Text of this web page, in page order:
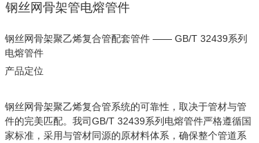
钢丝网骨架管电熔管件
钢丝网骨架聚乙烯复合管配套管件 —— GB/T 32439系列
电熔管件
产品定位
钢丝网骨架聚乙烯复合管系统的可靠性，取决于管材与管
件的完美匹配。我司GB/T 32439系列电熔管件严格遵循国
家标准，采用与管材同源的原材料体系，确保整个管道系